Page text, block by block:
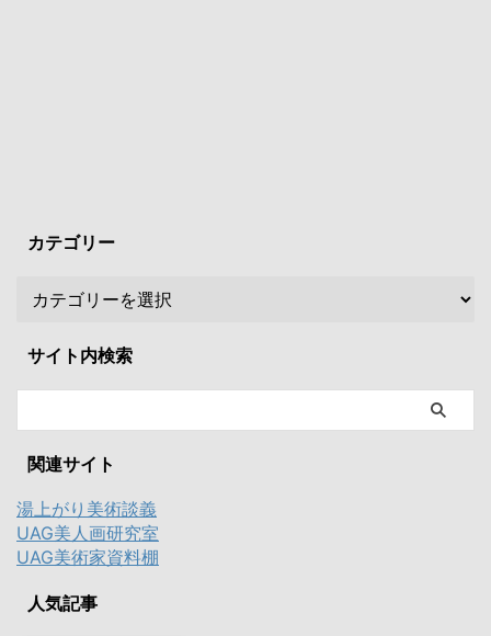
カテゴリー
サイト内検索
関連サイト
湯上がり美術談義
UAG美人画研究室
UAG美術家資料棚
人気記事